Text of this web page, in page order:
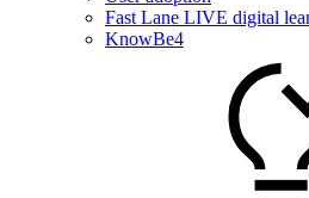
Fast Lane LIVE digital
KnowBe4